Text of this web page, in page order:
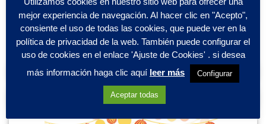
CARDIOPROTEGEMOS TU EVENTO
mejor experiencia de navegación. Al hacer clic en "Acepto",
consiente el uso de todas las cookies, que puede ver en la
política de privacidad de la web. También puede configurar el
uso de cookies en el enlace 'Ajuste de Cookies' . si desea
más información haga clic aquí leer más Configurar
Aceptar todas